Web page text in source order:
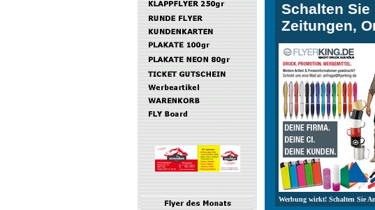
Schalten Sie
Zeitungen,
Werbung wirkt! Schalten Sie